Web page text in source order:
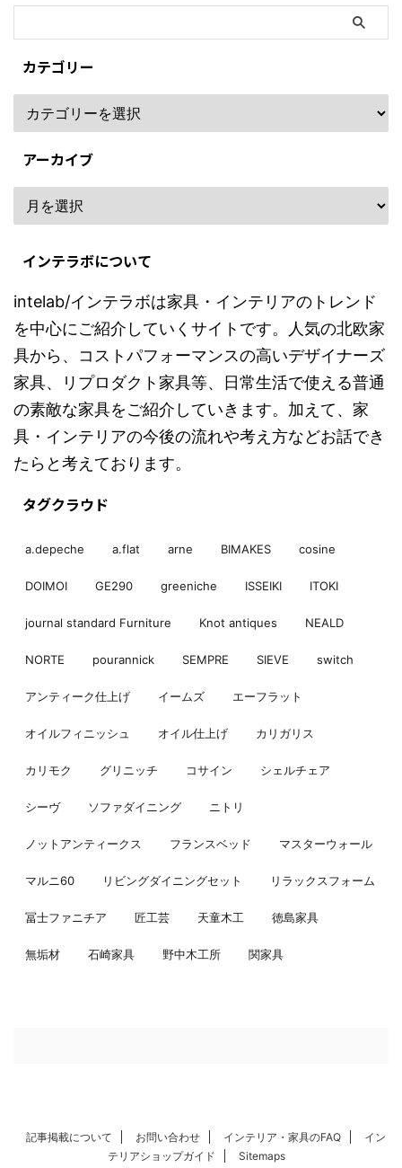
カテゴリー
アーカイブ
インテラボについて
intelab/インテラボは家具・インテリアのトレンド
を中心にご紹介していくサイトです。人気の北欧家
具から、コストパフォーマンスの高いデザイナーズ
家具、リプロダクト家具等、日常生活で使える普通
の素敵な家具をご紹介していきます。加えて、家
具・インテリアの今後の流れや考え方などお話でき
たらと考えております。
タグクラウド
a.depeche a.flat arne BIMAKES cosine
DOIMOI GE290 greeniche ISSEIKI ITOKI
journal standard Furniture Knot antiques NEALD
NORTE pourannick SEMPRE SIEVE switch
アンティーク仕上げ イームズ エーフラット
オイルフィニッシュ オイル仕上げ カリガリス
カリモク グリニッチ コサイン シェルチェア
シーヴ ソファダイニング ニトリ
ノットアンティークス フランスベッド マスターウォール
マルニ60 リビングダイニングセット リラックスフォーム
冨士ファニチア 匠工芸 天童木工 徳島家具
無垢材 石崎家具 野中木工所 関家具
記事掲載について お問い合わせ インテリア・家具のFAQ
イン
テリアショップガイド
Sitemaps